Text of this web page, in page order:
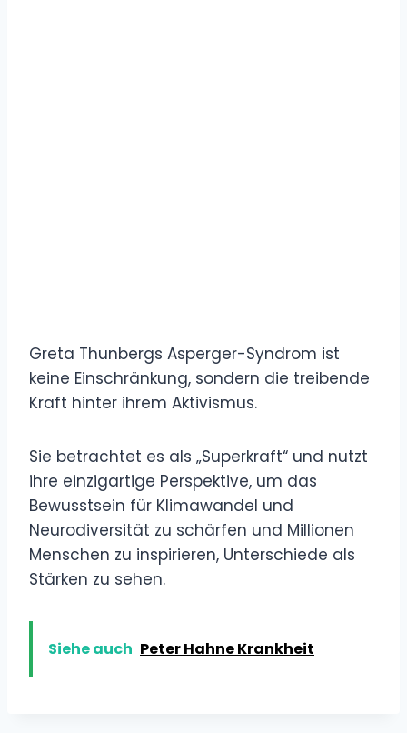
Greta Thunbergs Asperger-Syndrom ist
keine Einschränkung, sondern die treibende
Kraft hinter ihrem Aktivismus.
Sie betrachtet es als „Superkraft“ und nutzt
ihre einzigartige Perspektive, um das
Bewusstsein für Klimawandel und
Neurodiversität zu schärfen und Millionen
Menschen zu inspirieren, Unterschiede als
Stärken zu sehen.
Siehe auch Peter Hahne Krankheit